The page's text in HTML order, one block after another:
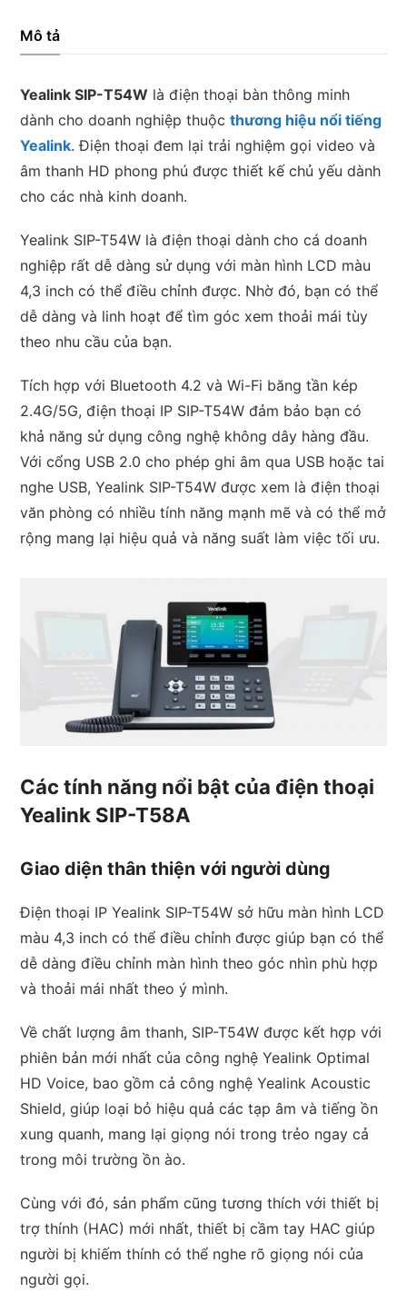
T54W
số
Mô tả
Yealink SIP-T54W là điện thoại bàn thông minh
dành cho doanh nghiệp thuộcthương hiệu nổi tiếng
Yealink. Điện thoại đem lại trải nghiệm gọi video và
âm thanh HD phong phú được thiết kế chủ yếu dành
cho các nhà kinh doanh.
Yealink SIP-T54W là điện thoại dành cho cá doanh
nghiệp rất dễ dàng sử dụng với màn hình LCD màu
4,3 inch có thể điều chỉnh được. Nhờ đó, bạn có thể
dễ dàng và linh hoạt để tìm góc xem thoải mái tùy
theo nhu cầu của bạn.
Tích hợp với Bluetooth 4.2 và Wi-Fi băng tần kép
2.4G/5G, điện thoại IP SIP-T54W đảm bảo bạn có
khả năng sử dụng công nghệ không dây hàng đầu.
Với cổng USB 2.0 cho phép ghi âm qua USB hoặc tai
nghe USB, Yealink SIP-T54W được xem là điện thoại
văn phòng có nhiều tính năng mạnh mẽ và có thể mở
rộng mang lại hiệu quả và năng suất làm việc tối ưu.
Các tính năng nổi bật của điện thoại
Yealink SIP-T58A
Giao diện thân thiện với người dùng
Điện thoại IP Yealink SIP-T54W sở hữu màn hình LCD
màu 4,3 inch có thể điều chỉnh được giúp bạn có thể
dễ dàng điều chỉnh màn hình theo góc nhìn phù hợp
và thoải mái nhất theo ý mình.
Về chất lượng âm thanh, SIP-T54W được kết hợp với
phiên bản mới nhất của công nghệ Yealink Optimal
HD Voice, bao gồm cả công nghệ Yealink Acoustic
Shield, giúp loại bỏ hiệu quả các tạp âm và tiếng ồn
xung quanh, mang lại giọng nói trong trẻo ngay cả
trong môi trường ồn ào.
Cùng với đó, sản phẩm cũng tương thích với thiết bị
trợ thính (HAC) mới nhất, thiết bị cầm tay HAC giúp
người bị khiếm thính có thể nghe rõ giọng nói của
người gọi.